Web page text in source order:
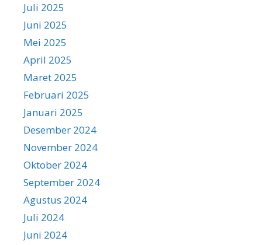
Juli 2025
Juni 2025
Mei 2025
April 2025
Maret 2025
Februari 2025
Januari 2025
Desember 2024
November 2024
Oktober 2024
September 2024
Agustus 2024
Juli 2024
Juni 2024